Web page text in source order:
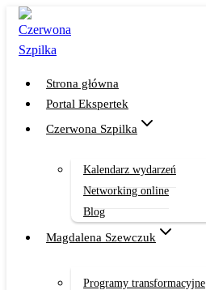
Przejdź
treści
Strona główna
Portal Ekspertek
Czerwona Szpilka
Kalendarz wydarzeń
Networking online
Blog
Magdalena Szewczuk
Programy transformacyjne